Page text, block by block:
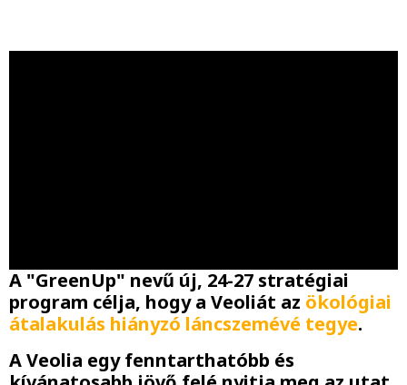
A "GreenUp" nevű új, 24-27 stratégiai
program célja, hogy a Veoliát az ökológiai
átalakulás hiányzó láncszemévé tegye.
A Veolia egy fenntarthatóbb és